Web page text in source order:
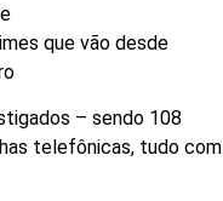
que vão desde
– sendo 108
telefônicas, tudo com